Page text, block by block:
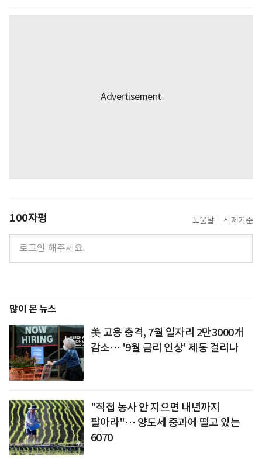
100자평 도움말 삭제기준
많이 본 뉴스
美 고용 충격, 7월 일자리 2만3000개
감소… '9월 금리 인상' 제동 걸리나
"직접 농사 안 지으면 내년까지
팔아라"… 양도세 중과에 떨고 있는
6070